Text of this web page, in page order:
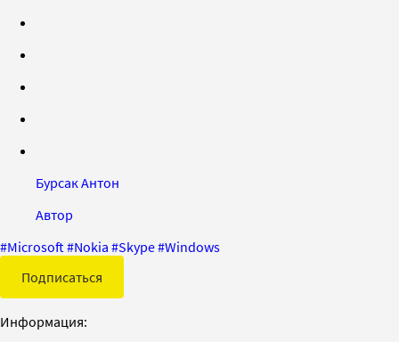
Бурсак Антон
Автор
#Microsoft #Nokia #Skype#Windows
Подписаться
Информация: